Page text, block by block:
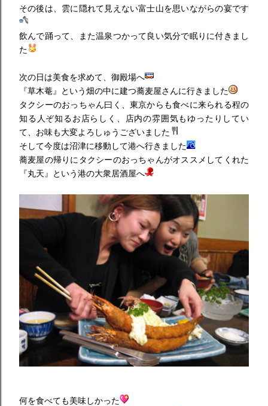
その後は、雲に隠れて見えない富士山を思いながらの宴です
飲んで踊って、また温泉つかって良い気分で眠りに付きまし
た
次の日は美食を求めて、御殿場へ
『草木菴』という畑の中に建つ蕎麦屋さんに行きました
タクシーのおっちゃん曰く、東京からも食べに来られる程の
知る人ぞ知るお店らしく、店内の雰囲気もゆったりしてい
て、お味も大変よろしゅうございました
そして今度は沼津に移動して港へ行きました
蕎麦屋の帰りにタクシーのおっちゃんがオススメしてくれた
『丸天』という港の大衆居酒屋へ
何を食べても美味しかった